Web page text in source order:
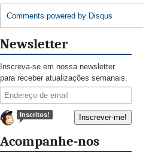
Comments powered by Disqus
Newsletter
Inscreva-se em nossa newsletter
para receber atualizações semanais.
Inscritos!
Acompanhe-nos